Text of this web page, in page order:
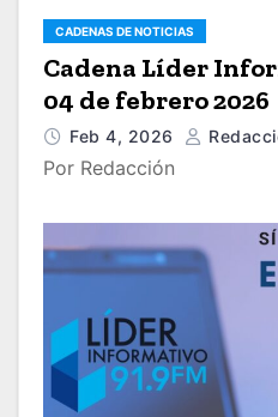
CADENAS DE NOTICIAS
Cadena Líder
04 de febrero 2026
Feb 4, 2026
Por Redacción